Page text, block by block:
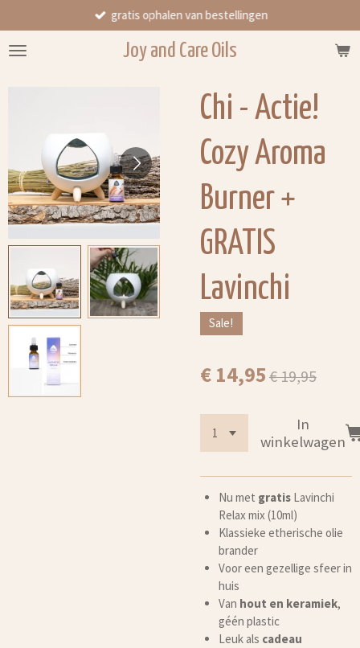
direct
naar
Joy and Care Oils
gratis ophalen van bestellingen
Chi - Actie!
Cozy Aroma
Burner +
GRATIS
Lavinchi
Sale!
€ 14,95 € 19,95
In
winkelwagen
Nu met gratis Lavinchi
Relax mix (10ml)
Klassieke etherische olie
brander
Voor een gezellige sfeer in
huis
Van hout en keramiek,
géén plastic
Leuk als cadeau